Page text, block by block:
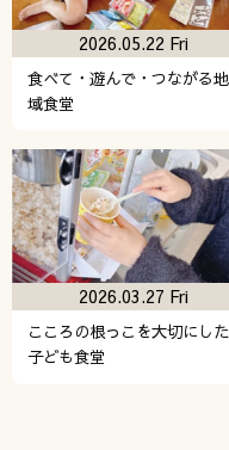
食べて・遊んで・つながる地
域食堂
2026.05.22 Fri
こころの根っこを大切にした
子ども食堂
2026.03.27 Fri